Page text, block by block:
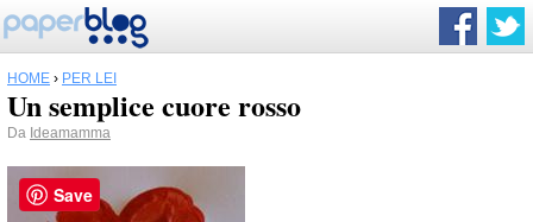
HOME › PER LEI
Un semplice cuore rosso
Da Ideamamma
Save